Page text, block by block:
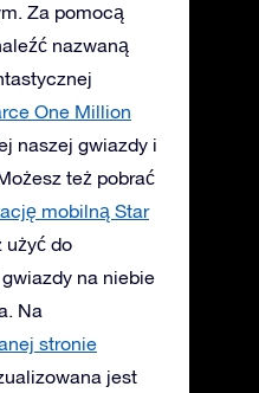
Za pomocą
nazwaną
One Million
naszej gwiazdy i
też pobrać
mobilną Star
użyć do
na niebie
Na
stronie
jest